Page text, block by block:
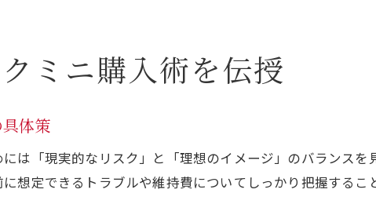
ミニ購入術を伝授
体策
は「現実的なリスク」と「理想のイメージ」のバランス
想定できるトラブルや維持費についてしっかり把握するこ